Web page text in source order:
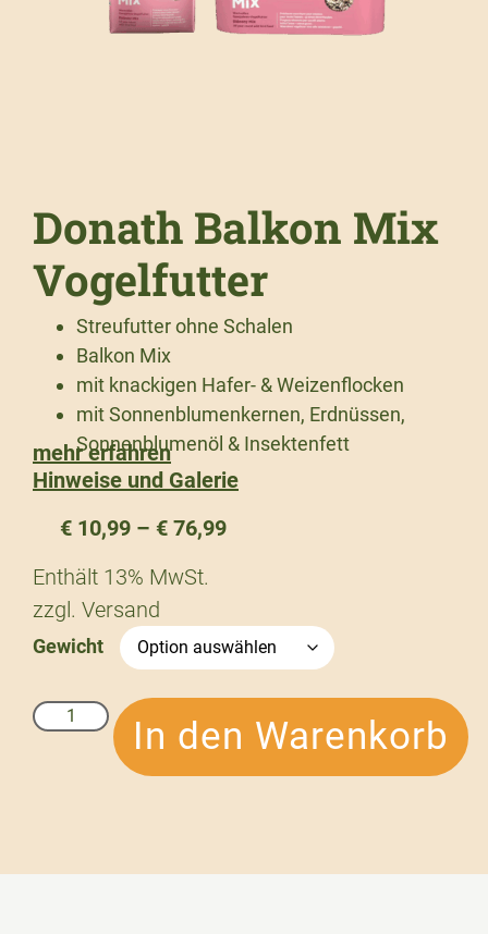
Donath Balkon Mix
Vogelfutter
Streufutter ohne Schalen
Balkon Mix
mit knackigen Hafer- & Weizenflocken
mit Sonnenblumenkernen, Erdnüssen,
Sonnenblumenöl & Insektenfett
mehr erfahren
Hinweise und Galerie
€ 10,99 – € 76,99
Enthält 13% MwSt.
zzgl. Versand
Gewicht
In den Warenkorb